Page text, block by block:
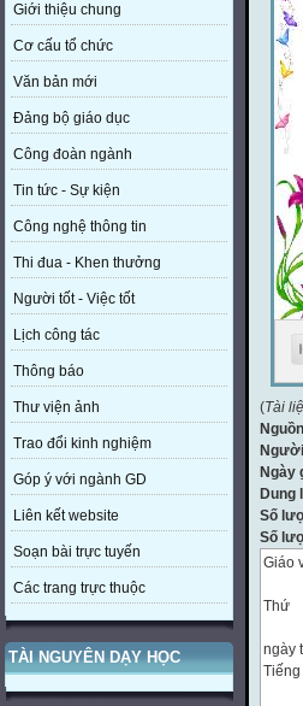
Giới thiệu chung
Cơ cấu tổ chức
Văn bản mới
Đảng bộ giáo dục
Công đoàn ngành
Tin tức - Sự kiện
Công nghệ thông tin
Thi đua - Khen thưởng
Người tốt - Việc tốt
Lịch công tác
Thông báo
Thư viện ảnh
Trao đổi kinh nghiệm
Góp ý với ngành GD
Liên kết website
Soạn bài trực tuyến
Các trang trực thuộc
TÀI NGUYÊN DẠY HỌC
(Tài
Ngày
Dung
Số
Số
Giáo
Thứ
ngày
Tiếng